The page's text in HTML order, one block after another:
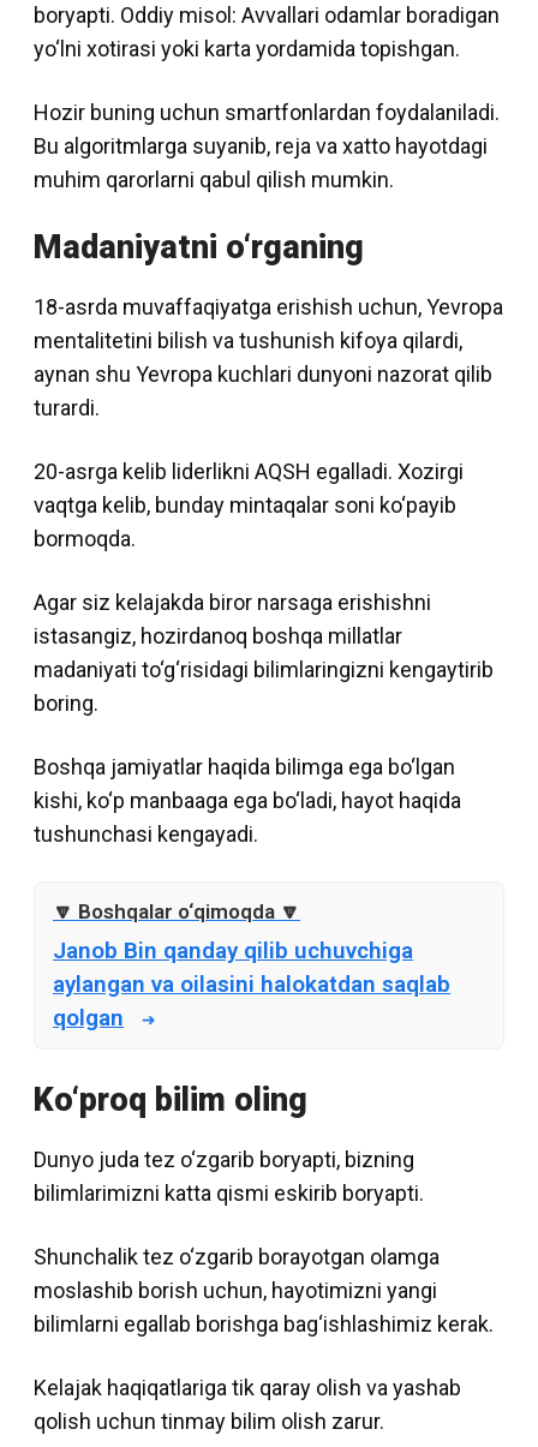
boryapti. Oddiy misol: Avvallari odamlar boradigan
yo‘lni xotirasi yoki karta yordamida topishgan.
Hozir buning uchun smartfonlardan foydalaniladi.
Bu algoritmlarga suyanib, reja va xatto hayotdagi
muhim qarorlarni qabul qilish mumkin.
Madaniyatni o‘rganing
18-asrda muvaffaqiyatga erishish uchun, Yevropa
mentalitetini bilish va tushunish kifoya qilardi,
aynan shu Yevropa kuchlari dunyoni nazorat qilib
turardi.
20-asrga kelib liderlikni AQSH egalladi. Xozirgi
vaqtga kelib, bunday mintaqalar soni ko‘payib
bormoqda.
Agar siz kelajakda biror narsaga erishishni
istasangiz, hozirdanoq boshqa millatlar
madaniyati to‘g‘risidagi bilimlaringizni kengaytirib
boring.
Boshqa jamiyatlar haqida bilimga ega bo‘lgan
kishi, ko‘p manbaaga ega bo‘ladi, hayot haqida
tushunchasi kengayadi.
Janob Bin qanday qilib uchuvchiga
aylangan va oilasini halokatdan saqlab
qolgan
Ko‘proq bilim oling
Dunyo juda tez o‘zgarib boryapti, bizning
bilimlarimizni katta qismi eskirib boryapti.
Shunchalik tez o‘zgarib borayotgan olamga
moslashib borish uchun, hayotimizni yangi
bilimlarni egallab borishga bag‘ishlashimiz kerak.
Kelajak haqiqatlariga tik qaray olish va yashab
qolish uchun tinmay bilim olish zarur.